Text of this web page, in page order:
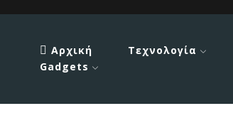
Αρχική Τεχνολογία
Gadgets